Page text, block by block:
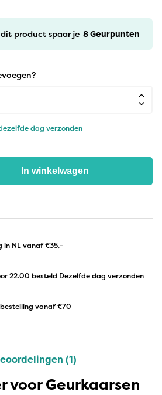
product spaar je 8Geurpunten
dag verzonden
In winkelwagen
in NLvanaf €35,-
22.00 besteld Dezelfde dag verzonden
vanaf €70
(1)
voor Geurkaarsen